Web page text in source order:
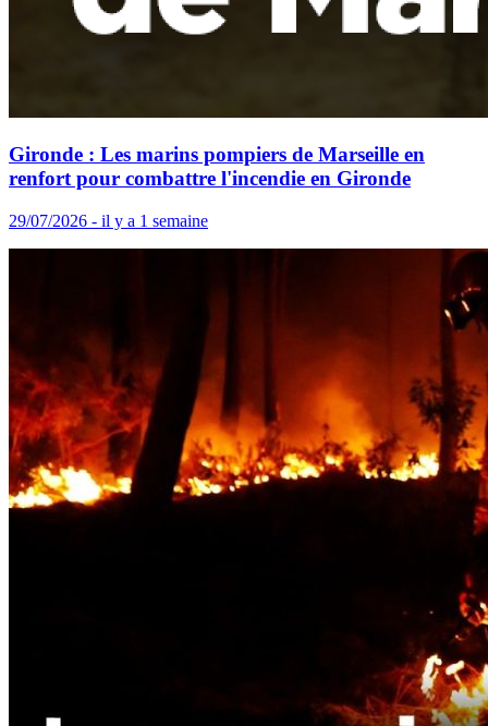
Gironde : Les marins pompiers de Marseille en
renfort pour combattre l'incendie en Gironde
29/07/2026 - il y a 1 semaine